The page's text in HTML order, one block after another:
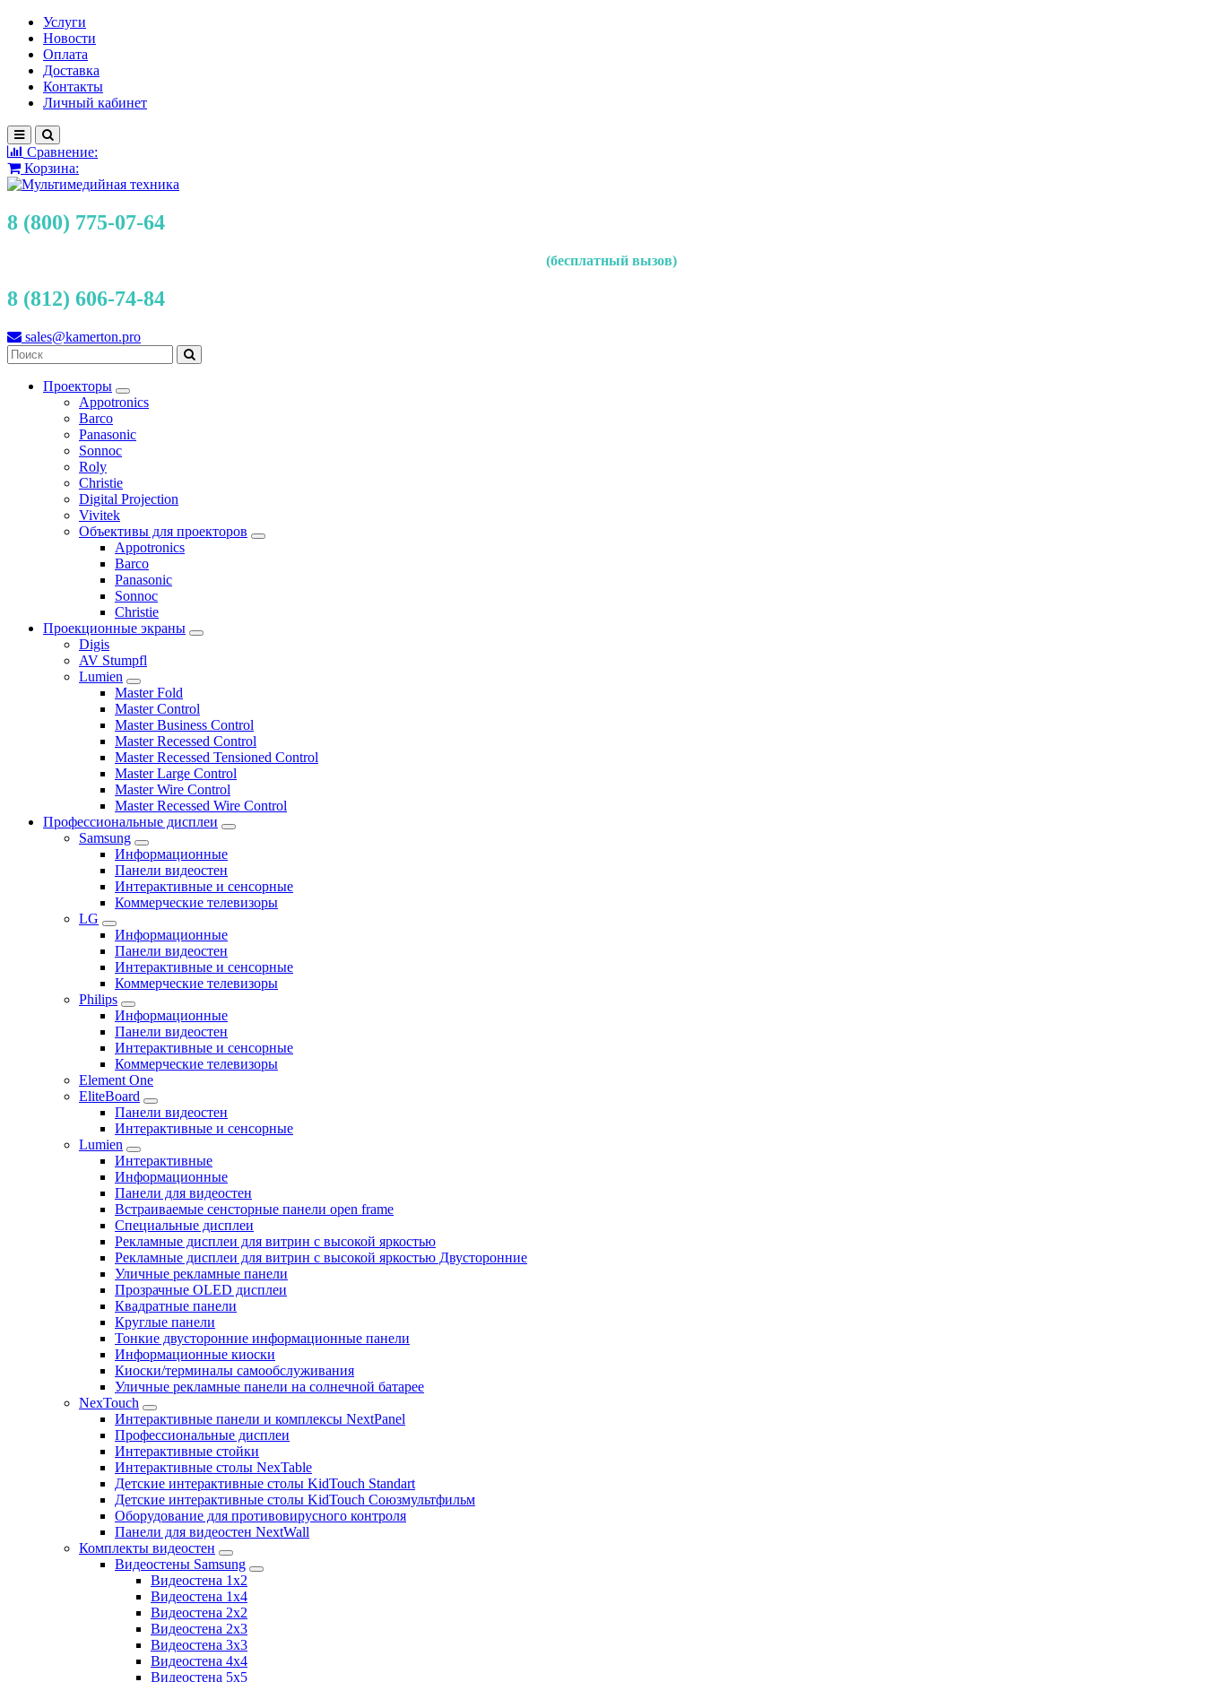
Услуги
Новости
Оплата
Доставка
Контакты
Личный кабинет
Сравнение:
Корзина:
8 (800) 775-07-64
(бесплатный вызов)
8 (812) 606-74-84
sales@kamerton.pro
Проекторы
Appotronics
Barco
Panasonic
Sonnoc
Roly
Christie
Digital Projection
Vivitek
Объективы для проекторов
Appotronics
Barco
Panasonic
Sonnoc
Сhristie
Проекционные экраны
Digis
AV Stumpfl
Lumien
Master Fold
Master Control
Master Business Control
Master Recessed Control
Master Recessed Tensioned Control
Master Large Control
Master Wire Control
Master Recessed Wire Control
Профессиональные дисплеи
Samsung
Информационные
Панели видеостен
Интерактивные и сенсорные
Коммерческие телевизоры
LG
Информационные
Панели видеостен
Интерактивные и сенсорные
Коммерческие телевизоры
Philips
Информационные
Панели видеостен
Интерактивные и сенсорные
Коммерческие телевизоры
Element One
EliteBoard
Панели видеостен
Интерактивные и сенсорные
Lumien
Интерактивные
Информационные
Панели для видеостен
Встраиваемые сенсторные панели open frame
Специальные дисплеи
Рекламные дисплеи для витрин с высокой яркостью
Рекламные дисплеи для витрин с высокой яркостью Двусторонние
Уличные рекламные панели
Прозрачные OLED дисплеи
Квадратные панели
Круглые панели
Тонкие двусторонние информационные панели
Информационные киоски
Киоски/терминалы самообслуживания
Уличные рекламные панели на солнечной батарее
NexTouch
Интерактивные панели и комплексы NextPanel
Профессиональные дисплеи
Интерактивные стойки
Интерактивные столы NexTable
Детские интерактивные столы KidTouch Standart
Детские интерактивные столы KidTouch Союзмультфильм
Оборудование для противовирусного контроля
Панели для видеостен NextWall
Комплекты видеостен
Видеостены Samsung
Видеостена 1x2
Видеостена 1x4
Видеостена 2x2
Видеостена 2х3
Видеостена 3x3
Видеостена 4x4
Видеостена 5x5